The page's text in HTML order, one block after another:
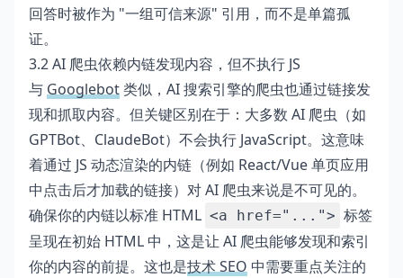
回答时被作为 "一组可信来源" 引用，而不是单篇孤
证。
3.2 AI 爬虫依赖内链发现内容，但不执行 JS
与 Googlebot类似，AI 搜索引擎的爬虫也通过链接发
现和抓取内容。但关键区别在于：大多数 AI 爬虫（如
GPTBot、ClaudeBot）不会执行 JavaScript。这意味
着通过 JS 动态渲染的内链（例如 React/Vue 单页应用
中点击后才加载的链接）对 AI 爬虫来说是不可见的。
确保你的内链以标准 HTML <a href="..."> 标签
呈现在初始 HTML 中，这是让 AI 爬虫能够发现和索引
你的内容的前提。这也是技术 SEO 中需要重点关注的